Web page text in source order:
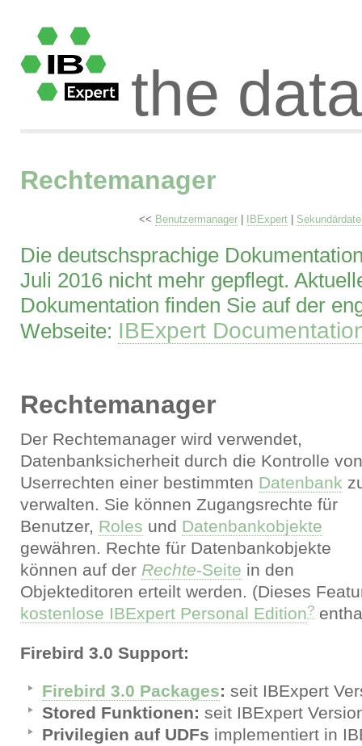
the
Rechtemanager
<< Benutzermanager| IBExpert|
Die deutschsprachige
Juli 2016 nicht mehr gepflegt.
Dokumentation finden Sie auf der
Webseite: IBExpert
Rechtemanager
Der Rechtemanager wird verwendet,
Datenbanksicherheit durch die Kontrolle von
Userrechten einer bestimmten Datenbank
verwalten. Sie können Zugangsrechte für
Benutzer, Roles und Datenbankobjekte
gewähren. Rechte für Datenbankobjekte
können auf der Rechte-Seite in den
Objekteditoren erteilt werden. (Dieses
kostenlose IBExpert Personal Edition?
Firebird 3.0 Support:
Firebird 3.0 Packages: seit IBExpert
Stored Funktionen: seit IBExpert
Privilegien auf UDFs implementiert in